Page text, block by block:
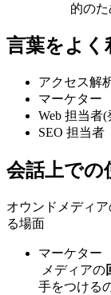
的の
言葉をよく
アクセス解
マーケター
Web 担当者
SEO 担当者
会話上での
オウンドメディ
る場面
マーケター
メディアの
手をつける